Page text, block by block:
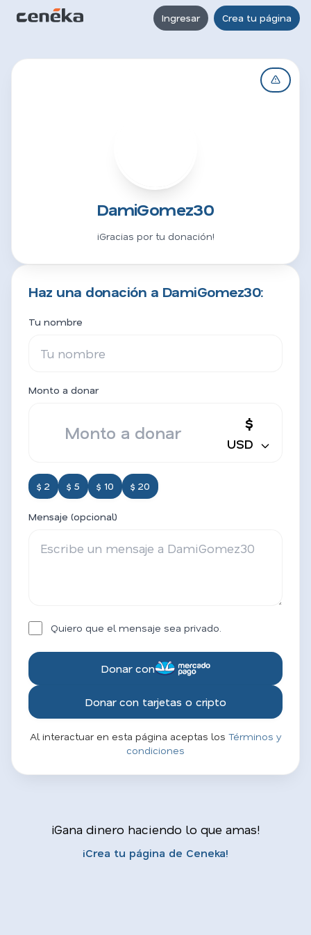
Ingresar Crea tu página
DamiGomez30
¡Gracias por tu donación!
Haz una donación a DamiGomez30:
Tu nombre
Monto a donar
$
USD
$ 2 $ 5 $ 10 $ 20
Mensaje (opcional)
Quiero que el mensaje sea privado.
Donar con
Donar con tarjetas o cripto
Al interactuar en esta página aceptas los Términos y
condiciones
¡Gana dinero haciendo lo que amas!
¡Crea tu página de Ceneka!